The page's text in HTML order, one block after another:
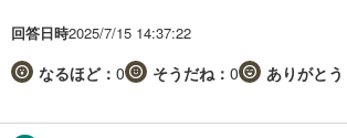
回答日時2025/7/15 14:37:22
なるほど： 0 そうだね： 0 ありがとう